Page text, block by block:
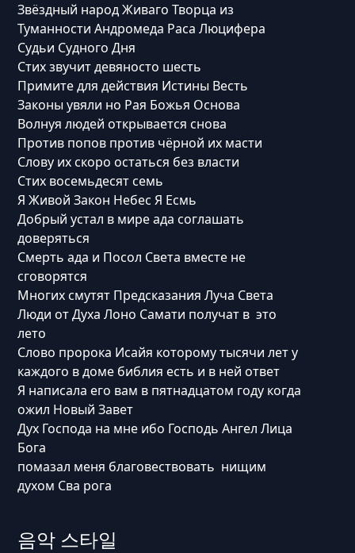
Звёздный народ Живаго Творца из
Туманности Андромеда Раса Люцифера
Судьи Судного Дня
Стих звучит девяносто шесть
Примите для действия Истины Весть
Законы увяли но Рая Божья Основа
Волнуя людей открывается снова
Против попов против чёрной их масти
Слову их скоро остаться без власти
Стих восемьдесят семь
Я Живой Закон Небес Я Есмь
Добрый устал в мире ада соглашать
доверяться
Смерть ада и Посол Света вместе не
сговорятся
Многих смутят Предсказания Луча Света
Люди от Духа Лоно Самати получат в это
лето
Слово пророка Исайя которому тысячи лет у
каждого в доме библия есть и в ней ответ
Я написала его вам в пятнадцатом году когда
ожил Новый Завет
Дух Господа на мне ибо Господь Ангел Лица
Бога
помазал меня благовествовать нищим
духом Сва рога
음악 스타일